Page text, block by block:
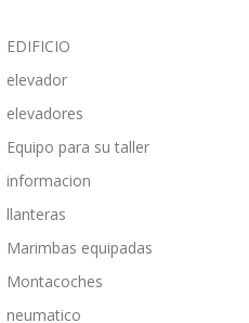
EDIFICIO
elevador
elevadores
Equipo para su taller
informacion
llanteras
Marimbas equipadas
Montacoches
neumatico